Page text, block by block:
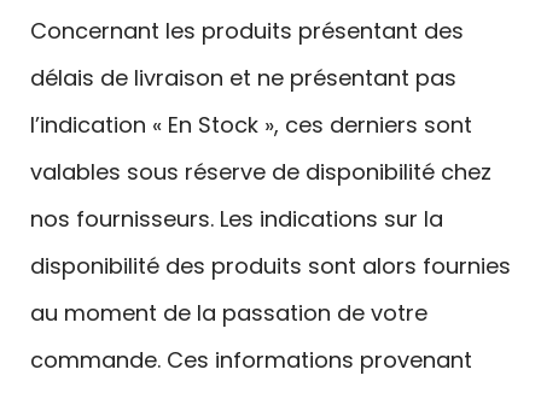
Concernant les produits présentant des
délais de livraison et ne présentant pas
l’indication « En Stock », ces derniers sont
valables sous réserve de disponibilité chez
nos fournisseurs. Les indications sur la
disponibilité des produits sont alors fournies
au moment de la passation de votre
commande. Ces informations provenant